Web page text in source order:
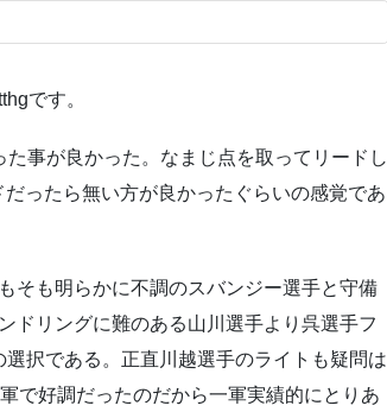
です。
事が良かった。なまじ点を取ってリードし
ったら無い方が良かったぐらいの感覚であ
そも明らかに不調のスバンジー選手と守備
ドリングに難のある山川選手より呉選手フ
択である。正直川越選手のライトも疑問は
で好調だったのだから一軍実績的にとりあ